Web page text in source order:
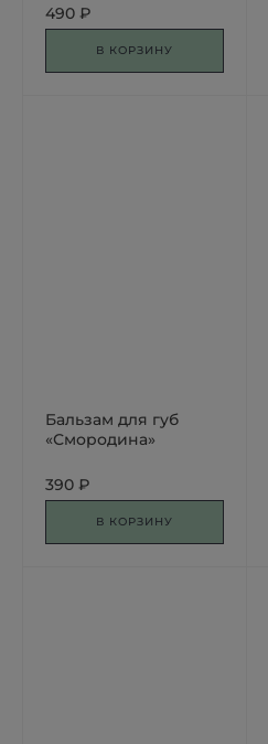
490 ₽
В КОРЗИНУ
Бальзам для губ
«Смородина»
390 ₽
В КОРЗИНУ